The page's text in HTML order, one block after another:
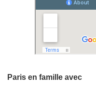
Paris en famille avec